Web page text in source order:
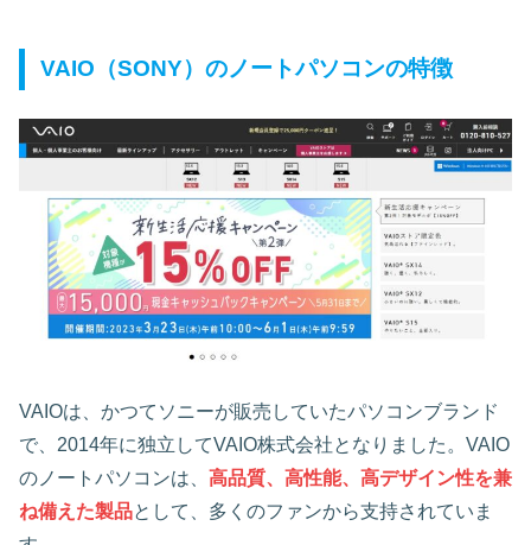
VAIO（SONY）のノートパソコンの特徴
VAIOは、かつてソニーが販売していたパソコンブランド
で、2014年に独立してVAIO株式会社となりました。VAIO
のノートパソコンは、 高品質、高性能、高デザイン性を兼
ね備えた製品として、多くのファンから支持されていま